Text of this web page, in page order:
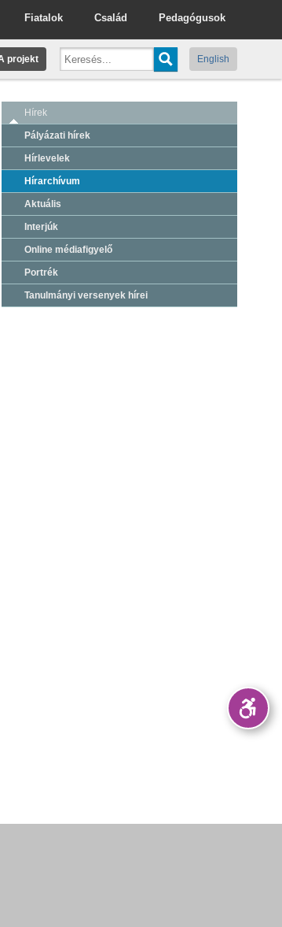
Pedagógusok
Család
Fiatalok
projekt English
Hírek
Pályázati hírek
Hírlevelek
Hírarchívum
Aktuális
Interjúk
Online médiafigyelő
Portrék
Tanulmányi versenyek hírei